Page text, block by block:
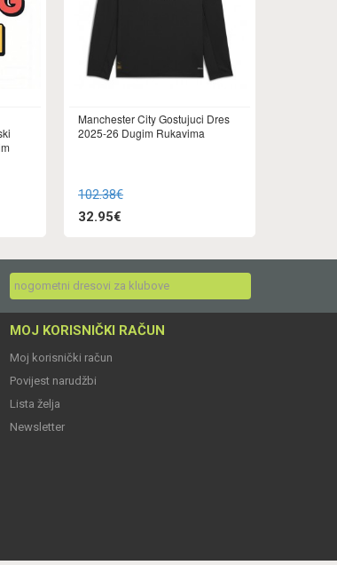
Manchester City Gostujuci Dres
2025-26 Dugim Rukavima
102.38€
32.95€
nogometni dresovi za klubove
MOJ KORISNIČKI RAČUN
Moj korisnički račun
Povijest narudžbi
Lista želja
Newsletter